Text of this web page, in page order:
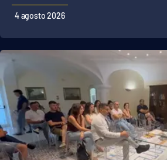
4 agosto 2026